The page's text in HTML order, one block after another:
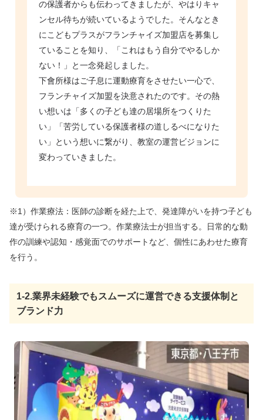
の保護者からも伝わってきましたが、やはりキャ
ンセル待ちが続いているようでした。そんなとき
にこどもプラスがフランチャイズ加盟店を募集し
ていることを知り、「これはもう自分でやるしか
ない！」と一念発起しました。
下會所様はご子息に運動療育をさせたい一心で、
フランチャイズ加盟を決意されたのです。その熱
い想いは「多くの子ども達の居場所をつくりた
い」「苦労している保護者様の道しるべになりた
い」という想いに繋がり、教室の運営ビジョンに
変わっていきました。
※1）作業療法：医師の診断を経た上で、発達障がいを持つ子ども
達が受けられる療育の一つ。作業療法士が担当する。日常的な動
作の訓練や認知・感覚面でのサポートなど、個性にあわせた療育
を行う。
1-2.業界未経験でもスムーズに運営できる支援体制と
ブランド力